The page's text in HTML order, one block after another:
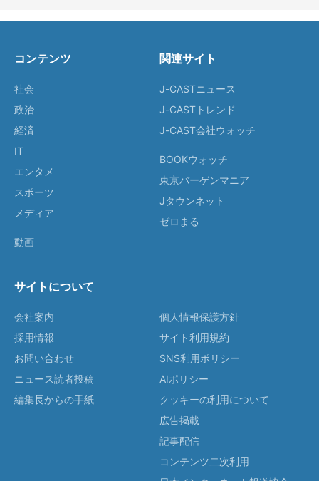
コンテンツ
社会
政治
経済
IT
エンタメ
スポーツ
メディア
動画
関連サイト
J-CASTニュース
J-CASTトレンド
J-CAST会社ウォッチ
BOOKウォッチ
東京バーゲンマニア
Jタウンネット
ゼロまる
サイトについて
会社案内
採用情報
お問い合わせ
ニュース読者投稿
編集長からの手紙
個人情報保護方針
サイト利用規約
SNS利用ポリシー
AIポリシー
クッキーの利用について
広告掲載
記事配信
コンテンツ二次利用